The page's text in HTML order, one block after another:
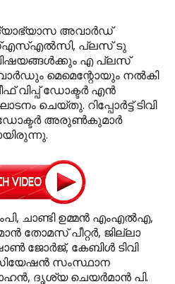
അവാര്‍ഡ്
പ്ലസ് ടു
എ പ്ലസ്
മെമെന്റോയും നല്‍കി
വിപ്പ് ഡോക്ടര്‍ എന്‍
ചെയ്തു. റിപ്പോര്‍ട്ട് ടിവി
ഡോക്ടര്‍ അരുണ്‍കുമാര്‍
ചാണ്ടി ഉമ്മന്‍ എംഎല്‍എ,
തോമസ് പീറ്റര്‍, ജില്ലാ
ജോര്‍ജ്, കേബിള്‍ ടിവി
സംസ്ഥാന
ദൃശ്യ ചെയര്‍മാന്‍ പി.